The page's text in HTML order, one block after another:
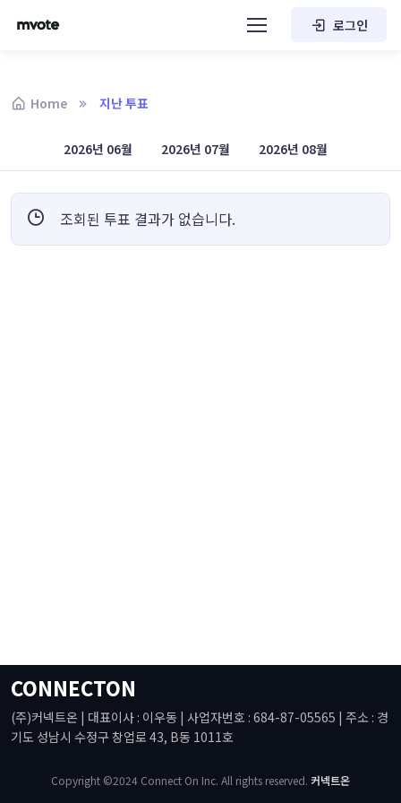
로그인
Home 지난 투표
2026년 06월 2026년 07월 2026년 08월
조회된 투표 결과가 없습니다.
CONNECTON
(주)커넥트온 | 대표이사 : 이우동 | 사업자번호 : 684-87-05565 | 주소 : 경
기도 성남시 수정구 창업로 43, B동 1011호
Copyright ©2024 Connect On Inc. All rights reserved. 커넥트온